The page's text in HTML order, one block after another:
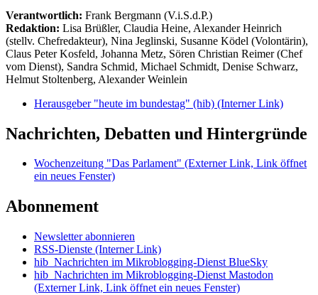
Verantwortlich: Frank Bergmann (V.i.S.d.P.)
Redaktion: Lisa Brüßler, Claudia Heine, Alexander Heinrich
(stellv. Chefredakteur), Nina Jeglinski, Susanne Ködel (Volontärin),
Claus Peter Kosfeld, Johanna Metz, Sören Christian Reimer (Chef
vom Dienst), Sandra Schmid, Michael Schmidt, Denise Schwarz,
Helmut Stoltenberg, Alexander Weinlein
Herausgeber "heute im bundestag" (hib) (Interner Link)
Nachrichten, Debatten und Hintergründe
Wochenzeitung "Das Parlament" (Externer Link, Link öffnet
ein neues Fenster)
Abonnement
Newsletter abonnieren
RSS-Dienste (Interner Link)
hib_Nachrichten im Mikroblogging-Dienst BlueSky
hib_Nachrichten im Mikroblogging-Dienst Mastodon
(Externer Link, Link öffnet ein neues Fenster)